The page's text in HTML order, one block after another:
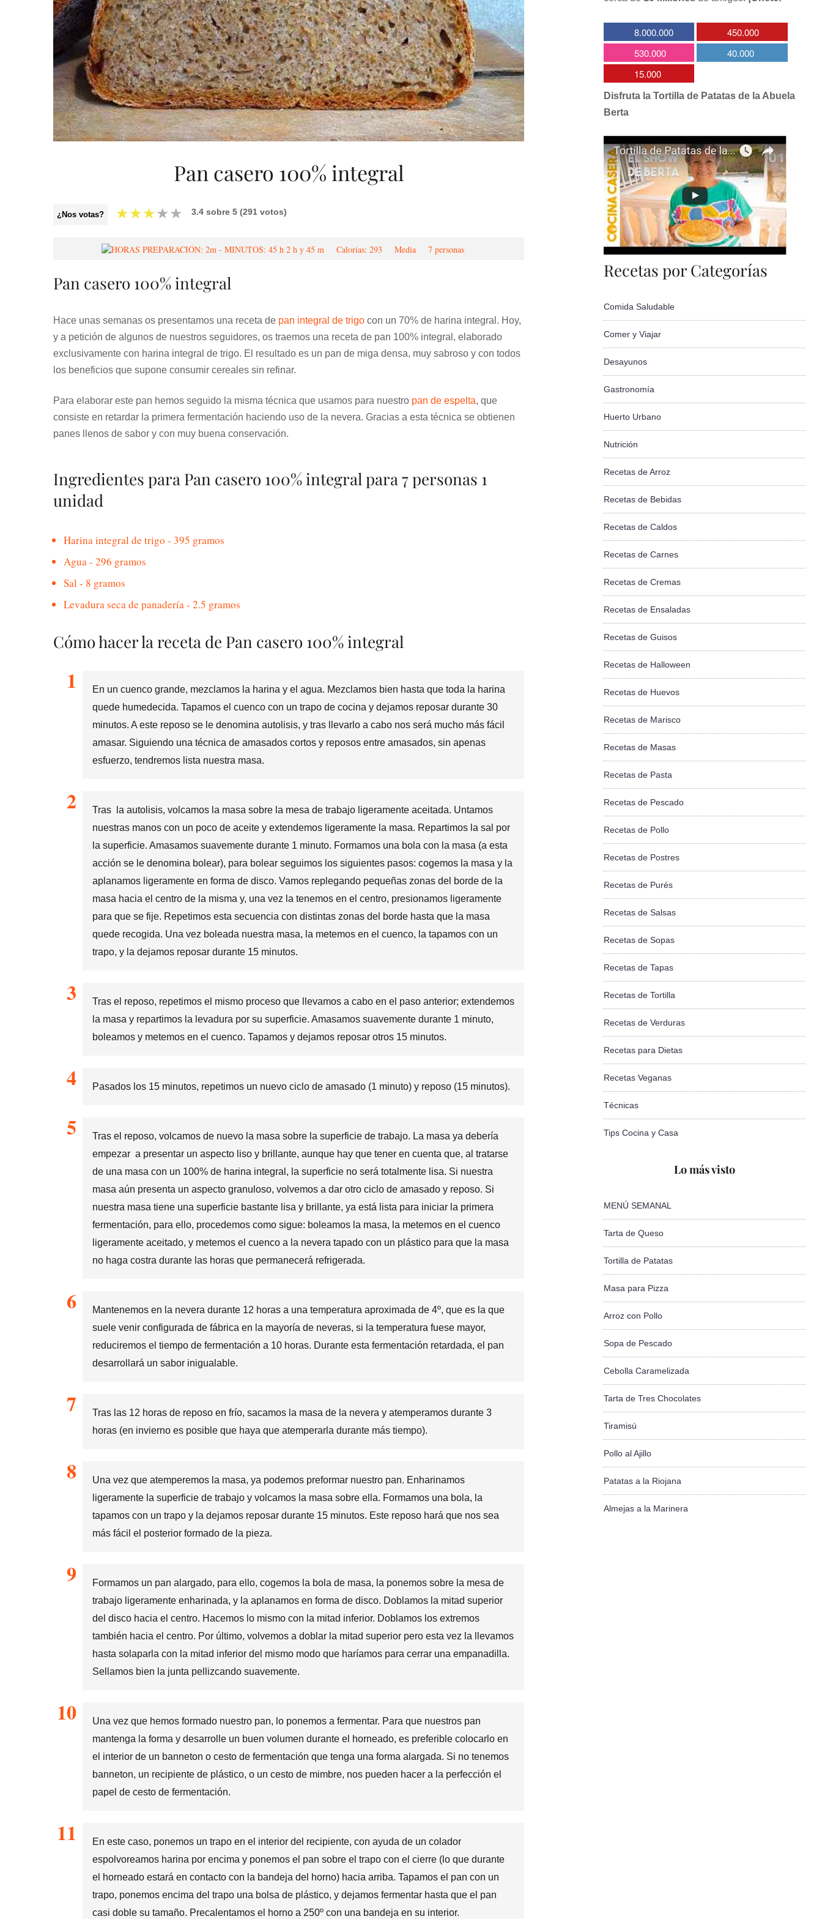
Pan casero 100% integral
¿Nos votas? ★★★★★ 3.4 sobre 5 (291 votos)
2 h y 45 m Calorias: 293 Media 7 personas
Pan casero 100% integral
Hace unas semanas os presentamos una receta de pan integral de trigo con un 70% de harina integral. Hoy,
y a petición de algunos de nuestros seguidores, os traemos una receta de pan 100% integral, elaborado
exclusivamente con harina integral de trigo. El resultado es un pan de miga densa, muy sabroso y con todos
los beneficios que supone consumir cereales sin refinar.
Para elaborar este pan hemos seguido la misma técnica que usamos para nuestro pan de espelta, que
consiste en retardar la primera fermentación haciendo uso de la nevera. Gracias a esta técnica se obtienen
panes llenos de sabor y con muy buena conservación.
Ingredientes para Pan casero 100% integral para 7 personas 1
unidad
Harina integral de trigo - 395 gramos
Agua - 296 gramos
Sal - 8 gramos
Levadura seca de panadería - 2.5 gramos
Cómo hacer la receta de Pan casero 100% integral
En un cuenco grande, mezclamos la harina y el agua. Mezclamos bien hasta que toda la harina
quede humedecida. Tapamos el cuenco con un trapo de cocina y dejamos reposar durante 30
minutos. A este reposo se le denomina autolisis, y tras llevarlo a cabo nos será mucho más fácil
amasar. Siguiendo una técnica de amasados cortos y reposos entre amasados, sin apenas
esfuerzo, tendremos lista nuestra masa.
Tras la autolisis, volcamos la masa sobre la mesa de trabajo ligeramente aceitada. Untamos
nuestras manos con un poco de aceite y extendemos ligeramente la masa. Repartimos la sal por
la superficie. Amasamos suavemente durante 1 minuto. Formamos una bola con la masa (a esta
acción se le denomina bolear), para bolear seguimos los siguientes pasos: cogemos la masa y la
aplanamos ligeramente en forma de disco. Vamos replegando pequeñas zonas del borde de la
masa hacia el centro de la misma y, una vez la tenemos en el centro, presionamos ligeramente
para que se fije. Repetimos esta secuencia con distintas zonas del borde hasta que la masa
quede recogida. Una vez boleada nuestra masa, la metemos en el cuenco, la tapamos con un
trapo, y la dejamos reposar durante 15 minutos.
Tras el reposo, repetimos el mismo proceso que llevamos a cabo en el paso anterior; extendemos
la masa y repartimos la levadura por su superficie. Amasamos suavemente durante 1 minuto,
boleamos y metemos en el cuenco. Tapamos y dejamos reposar otros 15 minutos.
Pasados los 15 minutos, repetimos un nuevo ciclo de amasado (1 minuto) y reposo (15 minutos).
Tras el reposo, volcamos de nuevo la masa sobre la superficie de trabajo. La masa ya debería
empezar a presentar un aspecto liso y brillante, aunque hay que tener en cuenta que, al tratarse
de una masa con un 100% de harina integral, la superficie no será totalmente lisa. Si nuestra
masa aún presenta un aspecto granuloso, volvemos a dar otro ciclo de amasado y reposo. Si
nuestra masa tiene una superficie bastante lisa y brillante, ya está lista para iniciar la primera
fermentación, para ello, procedemos como sigue: boleamos la masa, la metemos en el cuenco
ligeramente aceitado, y metemos el cuenco a la nevera tapado con un plástico para que la masa
no haga costra durante las horas que permanecerá refrigerada.
Mantenemos en la nevera durante 12 horas a una temperatura aproximada de 4º, que es la que
suele venir configurada de fábrica en la mayoría de neveras, si la temperatura fuese mayor,
reduciremos el tiempo de fermentación a 10 horas. Durante esta fermentación retardada, el pan
desarrollará un sabor inigualable.
Tras las 12 horas de reposo en frío, sacamos la masa de la nevera y atemperamos durante 3
horas (en invierno es posible que haya que atemperarla durante más tiempo).
Una vez que atemperemos la masa, ya podemos preformar nuestro pan. Enharinamos
ligeramente la superficie de trabajo y volcamos la masa sobre ella. Formamos una bola, la
tapamos con un trapo y la dejamos reposar durante 15 minutos. Este reposo hará que nos sea
más fácil el posterior formado de la pieza.
Formamos un pan alargado, para ello, cogemos la bola de masa, la ponemos sobre la mesa de
trabajo ligeramente enharinada, y la aplanamos en forma de disco. Doblamos la mitad superior
del disco hacia el centro. Hacemos lo mismo con la mitad inferior. Doblamos los extremos
también hacia el centro. Por último, volvemos a doblar la mitad superior pero esta vez la llevamos
hasta solaparla con la mitad inferior del mismo modo que haríamos para cerrar una empanadilla.
Sellamos bien la junta pellizcando suavemente.
Una vez que hemos formado nuestro pan, lo ponemos a fermentar. Para que nuestros pan
mantenga la forma y desarrolle un buen volumen durante el horneado, es preferible colocarlo en
el interior de un banneton o cesto de fermentación que tenga una forma alargada. Si no tenemos
banneton, un recipiente de plástico, o un cesto de mimbre, nos pueden hacer a la perfección el
papel de cesto de fermentación.
En este caso, ponemos un trapo en el interior del recipiente, con ayuda de un colador
espolvoreamos harina por encima y ponemos el pan sobre el trapo con el cierre (lo que durante
el horneado estará en contacto con la bandeja del horno) hacia arriba. Tapamos el pan con un
trapo, ponemos encima del trapo una bolsa de plástico, y dejamos fermentar hasta que el pan
casi doble su tamaño. Precalentamos el horno a 250º con una bandeja en su interior.
8.000.000
450.000
530.000
40.000
15.000
Disfruta la Tortilla de Patatas de la Abuela
Berta
Recetas por Categorías
Comida Saludable
Comer y Viajar
Desayunos
Gastronomía
Huerto Urbano
Nutrición
Recetas de Arroz
Recetas de Bebidas
Recetas de Caldos
Recetas de Carnes
Recetas de Cremas
Recetas de Ensaladas
Recetas de Guisos
Recetas de Halloween
Recetas de Huevos
Recetas de Marisco
Recetas de Masas
Recetas de Pasta
Recetas de Pescado
Recetas de Pollo
Recetas de Postres
Recetas de Purés
Recetas de Salsas
Recetas de Sopas
Recetas de Tapas
Recetas de Tortilla
Recetas de Verduras
Recetas para Dietas
Recetas Veganas
Técnicas
Tips Cocina y Casa
Lo más visto
MENÚ SEMANAL
Tarta de Queso
Tortilla de Patatas
Masa para Pizza
Arroz con Pollo
Sopa de Pescado
Cebolla Caramelizada
Tarta de Tres Chocolates
Tiramisú
Pollo al Ajillo
Patatas a la Riojana
Almejas a la Marinera